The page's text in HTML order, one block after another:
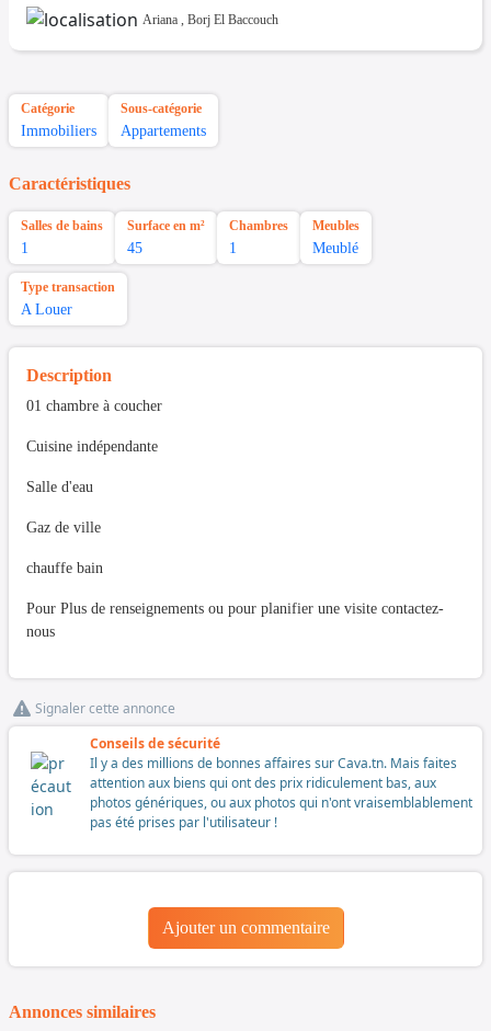
Ariana , Borj El Baccouch
Catégorie
Immobiliers
Sous-catégorie
Appartements
Caractéristiques
Salles de bains
1
Surface en m²
45
Chambres
1
Meubles
Meublé
Type transaction
A Louer
Description
01 chambre à coucher
Cuisine indépendante
Salle d'eau
Gaz de ville
chauffe bain
Pour Plus de renseignements ou pour planifier une visite contactez-
nous
Signaler cette annonce
Conseils de sécurité
Il y a des millions de bonnes affaires sur Cava.tn. Mais faites
attention aux biens qui ont des prix ridiculement bas, aux
photos génériques, ou aux photos qui n'ont vraisemblablement
pas été prises par l'utilisateur !
Ajouter un commentaire
Annonces similaires